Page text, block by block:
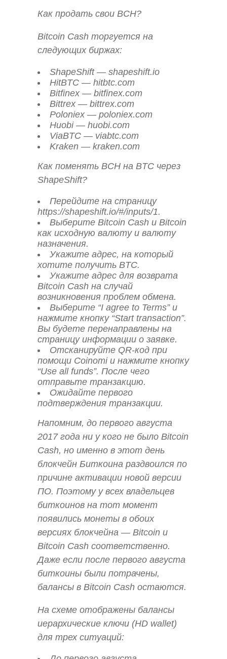
Как продать свои BCH?
Bitcoin Cash торгуется на
следующих биржах:
ShapeShift — shapeshift.io
HitBTC — hitbtc.com
Bitfinex — bitfinex.com
Bittrex — bittrex.com
Poloniex — poloniex.com
Huobi — huobi.com
ViaBTC — viabtc.com
Kraken — kraken.com
Как поменять BCH на BTC через
ShapeShift?
Перейдите на страницу
https://shapeshift.io/#/inputs/1.
Выберите Bitcoin Cash и Bitcoin
как исходную валюту и валюту
назначения.
Укажите адрес, на который
хотите получить BTC.
Укажите адрес для возврата
Bitcoin Cash на случай
возникновения проблем обмена.
Выберите “I agree to Terms” и
нажмите кнопку “Start transaction”.
Вы будете перенаправлены на
страницу информации о заявке.
Отсканируйте QR-код при
помощи Coinomi и нажмите кнопку
“Use all funds”. После чего
отправьте транзакцию.
Ожидайте первого
подтверждения транзакции.
Напомним, до первого августа
2017 года ни у кого не было Bitcoin
Cash, но именно в этот день
блокчейн Биткоина раздвоился по
причине активации новой версии
ПО. Поэтому у всех владельцев
биткоинов на тот момент
появились монеты в обоих
версиях блокчейна — Bitcoin и
Bitcoin Cash соответственно.
Даже если после первого августа
биткоины были потрачены,
балансы в Bitcoin Cash остаются.
На схеме отображены балансы
иерархические ключи (HD wallet)
для трех ситуаций: